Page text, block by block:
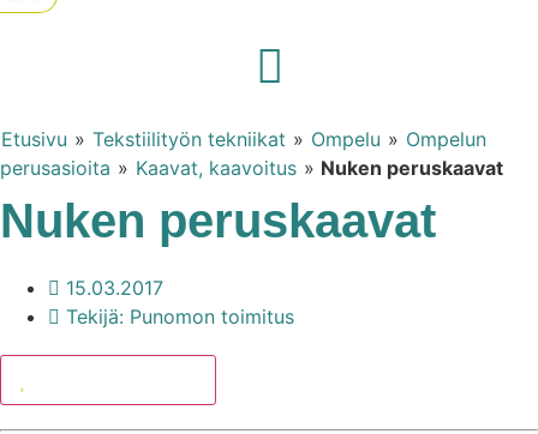
Etusivu » Tekstiilityön tekniikat » Ompelu » Ompelun
perusasioita » Kaavat, kaavoitus » Nuken peruskaavat
Nuken peruskaavat
15.03.2017
Tekijä: Punomon toimitus